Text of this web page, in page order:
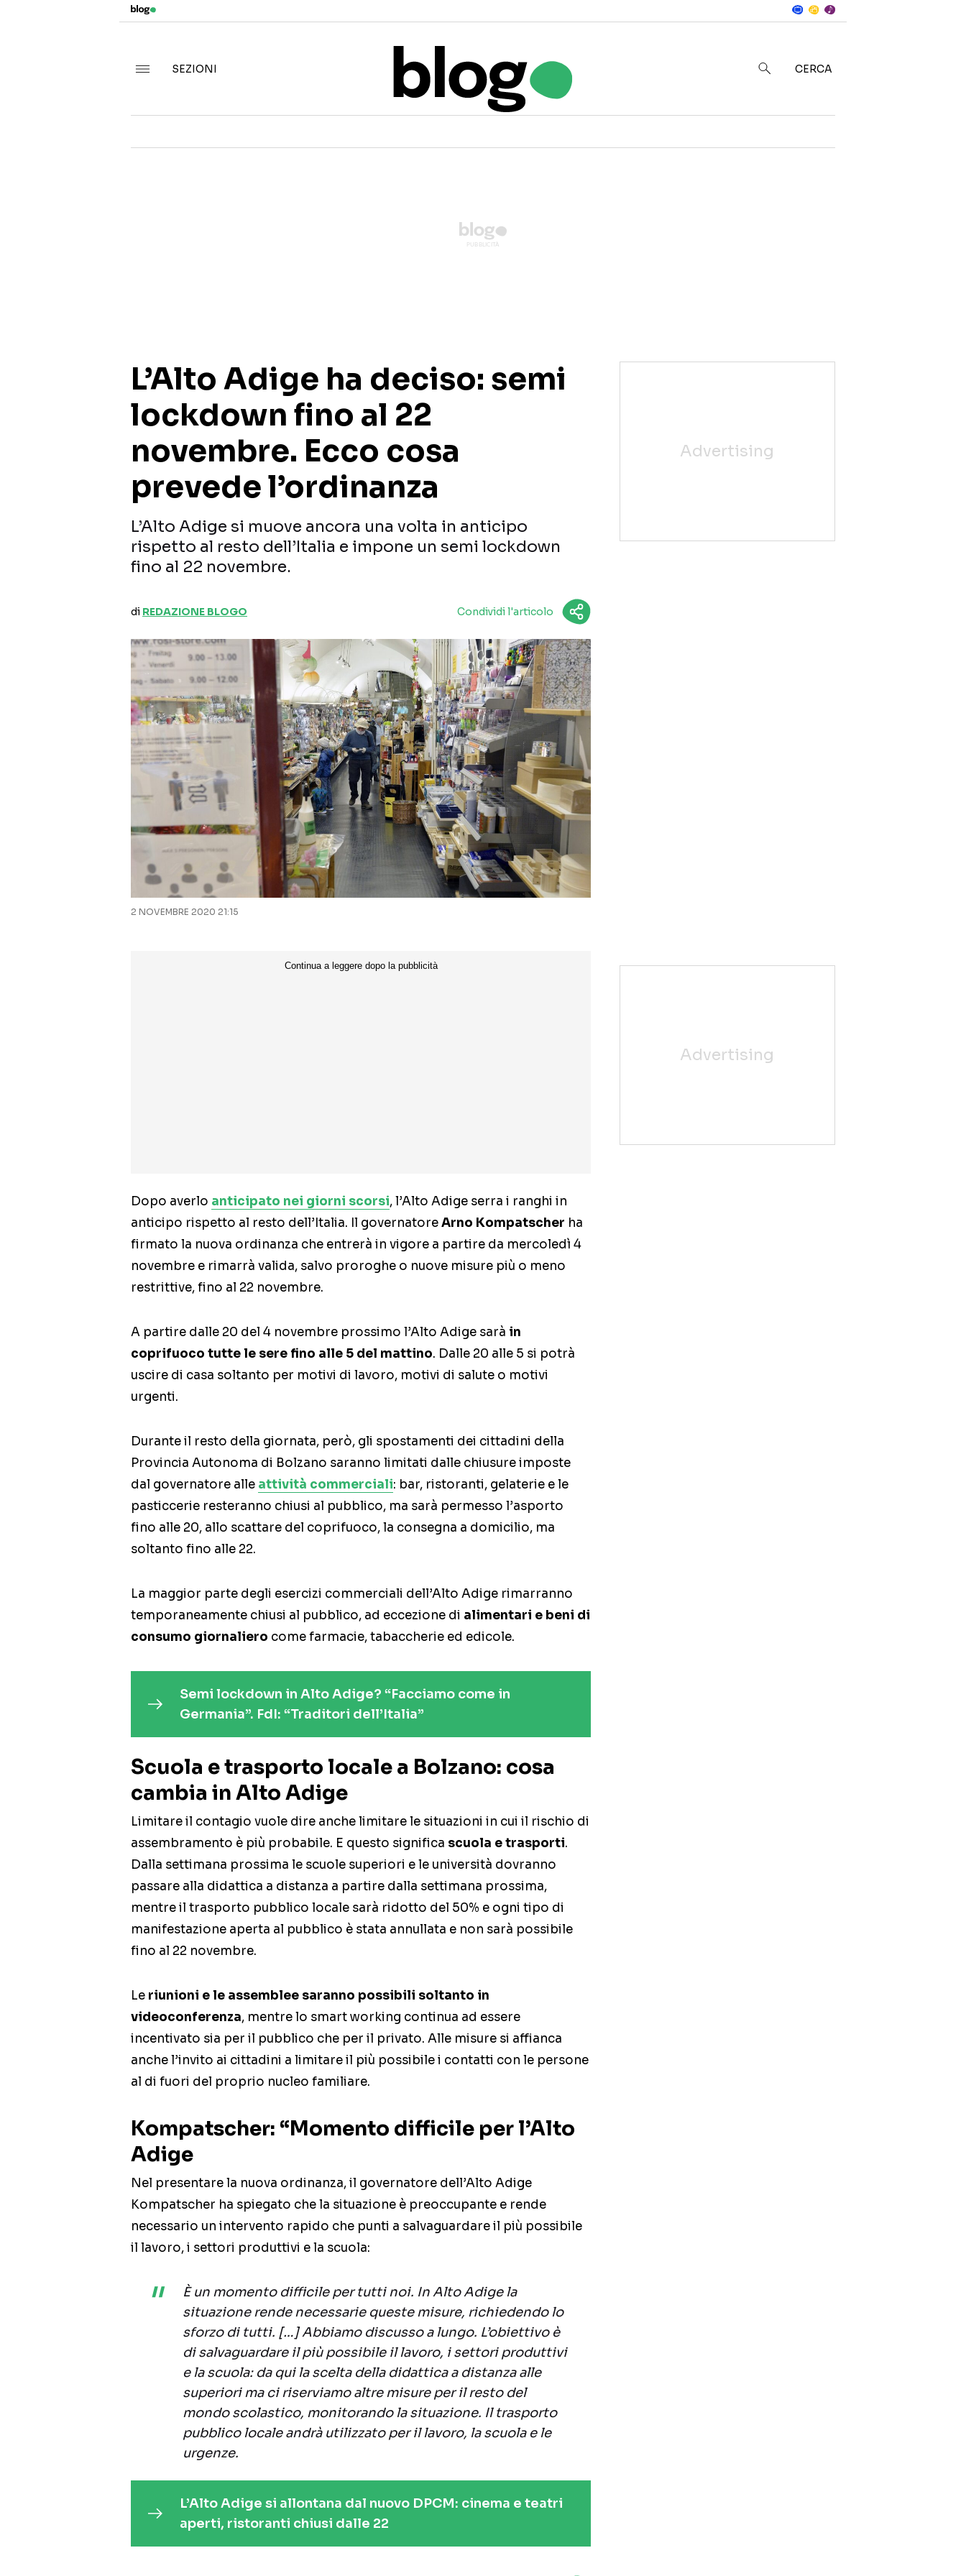
SEZIONI
CERCA
L’Alto Adige ha deciso: semi
lockdown fino al 22
novembre. Ecco cosa
prevede l’ordinanza
L’Alto Adige si muove ancora una volta in anticipo
rispetto al resto dell’Italia e impone un semi lockdown
fino al 22 novembre.
di REDAZIONE BLOGO Condividi l'articolo
2 NOVEMBRE 2020 21:15
Dopo averlo anticipato nei giorni scorsi, l’Alto Adige serra i ranghi in
anticipo rispetto al resto dell’Italia. Il governatoreArno Kompatscher ha
firmato la nuova ordinanza che entrerà in vigore a partire da mercoledì 4
novembre e rimarrà valida, salvo proroghe o nuove misure più o meno
restrittive, fino al 22 novembre.
A partire dalle 20 del 4 novembre prossimo l’Alto Adige sarà in
coprifuoco tutte le sere fino alle 5 del mattino. Dalle 20 alle 5 si potrà
uscire di casa soltanto per motivi di lavoro, motivi di salute o motivi
urgenti.
Durante il resto della giornata, però, gli spostamenti dei cittadini della
Provincia Autonoma di Bolzano saranno limitati dalle chiusure imposte
dal governatore alle attività commerciali: bar, ristoranti, gelaterie e le
pasticcerie resteranno chiusi al pubblico, ma sarà permesso l’asporto
fino alle 20, allo scattare del coprifuoco, la consegna a domicilio, ma
soltanto fino alle 22.
La maggior parte degli esercizi commerciali dell’Alto Adige rimarranno
temporaneamente chiusi al pubblico, ad eccezione di alimentari e beni di
consumo giornaliero come farmacie, tabaccherie ed edicole.
Semi lockdown in Alto Adige? “Facciamo come in
Germania”. FdI: “Traditori dell’Italia”
Scuola e trasporto locale a Bolzano: cosa
cambia in Alto Adige
Limitare il contagio vuole dire anche limitare le situazioni in cui il rischio di
assembramento è più probabile. E questo significa scuola e trasporti.
Dalla settimana prossima le scuole superiori e le università dovranno
passare alla didattica a distanza a partire dalla settimana prossima,
mentre il trasporto pubblico locale sarà ridotto del 50% e ogni tipo di
manifestazione aperta al pubblico è stata annullata e non sarà possibile
fino al 22 novembre.
Le riunioni e le assemblee saranno possibili soltanto in
videoconferenza, mentre lo smart working continua ad essere
incentivato sia per il pubblico che per il privato. Alle misure si affianca
anche l’invito ai cittadini a limitare il più possibile i contatti con le persone
al di fuori del proprio nucleo familiare.
Kompatscher: “Momento difficile per l’Alto
Adige
Nel presentare la nuova ordinanza, il governatore dell’Alto Adige
Kompatscher ha spiegato che la situazione è preoccupante e rende
necessario un intervento rapido che punti a salvaguardare il più possibile
il lavoro, i settori produttivi e la scuola:
È un momento difficile per tutti noi. In Alto Adige la
situazione rende necessarie queste misure, richiedendo lo
sforzo di tutti. […] Abbiamo discusso a lungo. L’obiettivo è
di salvaguardare il più possibile il lavoro, i settori produttivi
e la scuola: da qui la scelta della didattica a distanza alle
superiori ma ci riserviamo altre misure per il resto del
mondo scolastico, monitorando la situazione. Il trasporto
pubblico locale andrà utilizzato per il lavoro, la scuola e le
urgenze.
L’Alto Adige si allontana dal nuovo DPCM: cinema e teatri
aperti, ristoranti chiusi dalle 22